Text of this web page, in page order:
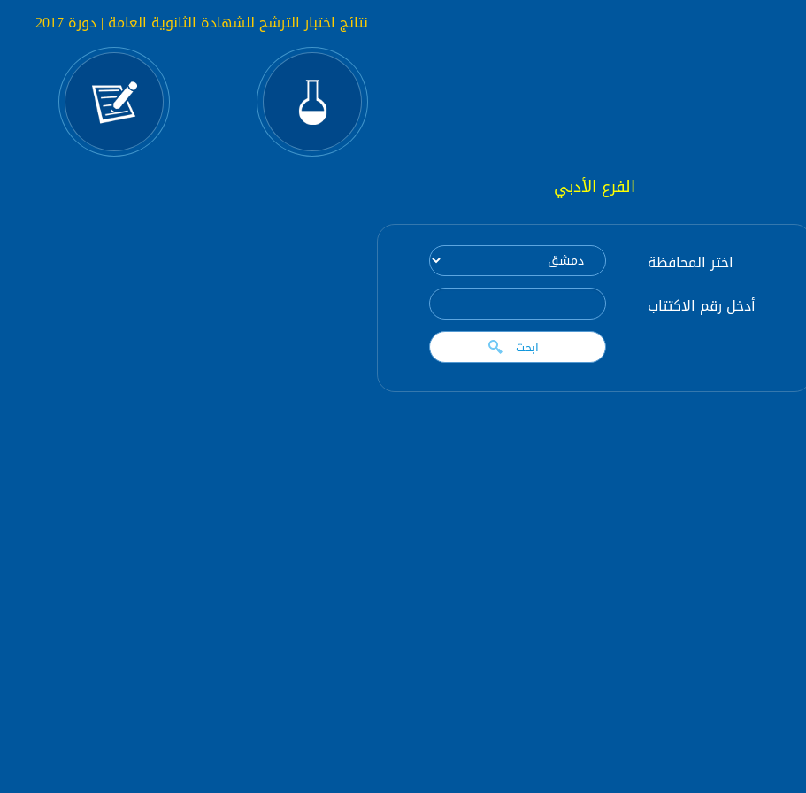
نتائج اختبار الترشح للشهادة الثانوية العامة | دورة 2017
الفرع الأدبي
اختر المحافظة
أدخل رقم الاكتتاب